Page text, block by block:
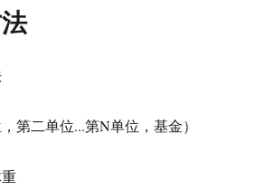
第二单位...第N单位，基金）